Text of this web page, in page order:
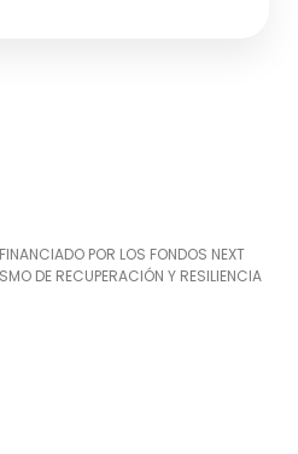
POR LOS FONDOS NEXT
DE RECUPERACIÓN Y RESILIENCIA